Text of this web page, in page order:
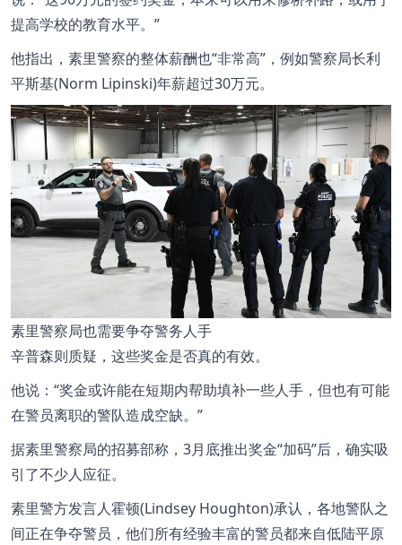
提高学校的教育水平。”
他指出，素里警察的整体薪酬也“非常高”，例如警察局长利
平斯基(Norm Lipinski)年薪超过30万元。
素里警察局也需要争夺警务人手
辛普森则质疑，这些奖金是否真的有效。
他说：“奖金或许能在短期内帮助填补一些人手，但也有可能
在警员离职的警队造成空缺。”
据素里警察局的招募部称，3月底推出奖金“加码”后，确实吸
引了不少人应征。
素里警方发言人霍顿(Lindsey Houghton)承认，各地警队之
间正在争夺警员，他们所有经验丰富的警员都来自低陆平原